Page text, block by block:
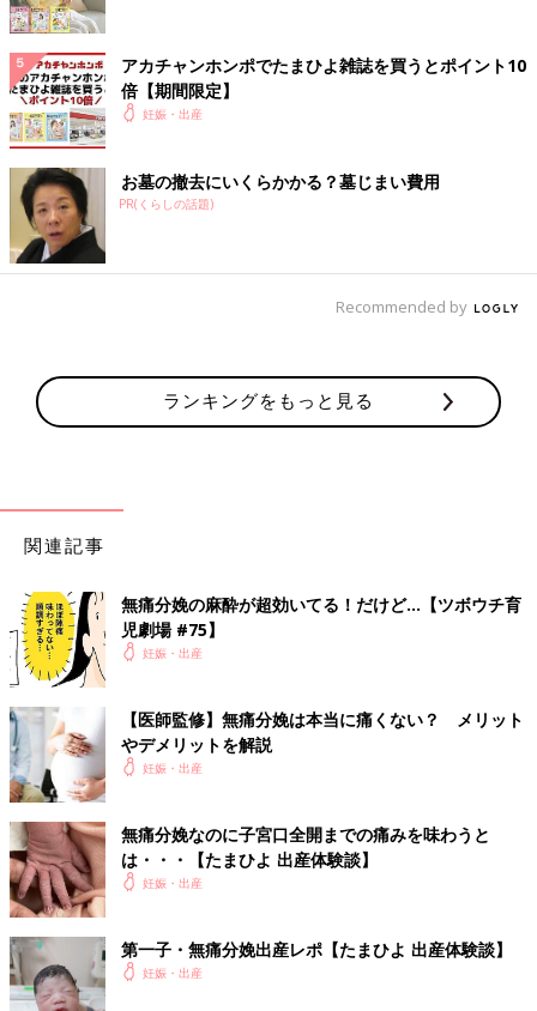
アカチャンホンポでたまひよ雑誌を買うとポイント10
倍【期間限定】
妊娠・出産
お墓の撤去にいくらかかる？墓じまい費用
PR(くらしの話題)
Recommended by
ランキングをもっと見る
関連記事
無痛分娩の麻酔が超効いてる！だけど…【ツボウチ育
児劇場 #75】
妊娠・出産
【医師監修】無痛分娩は本当に痛くない？ メリット
やデメリットを解説
妊娠・出産
無痛分娩なのに子宮口全開までの痛みを味わうと
は・・・【たまひよ 出産体験談】
妊娠・出産
第一子・無痛分娩出産レポ【たまひよ 出産体験談】
妊娠・出産